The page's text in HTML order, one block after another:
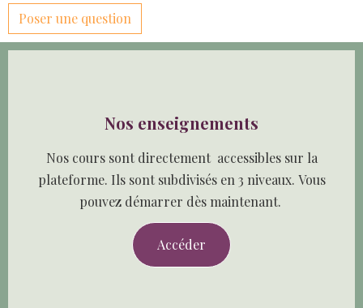
Poser une question
Nos enseignements
Nos cours sont directement accessibles sur la
plateforme. Ils sont subdivisés en 3 niveaux. Vous
pouvez démarrer dès maintenant.
Accéder